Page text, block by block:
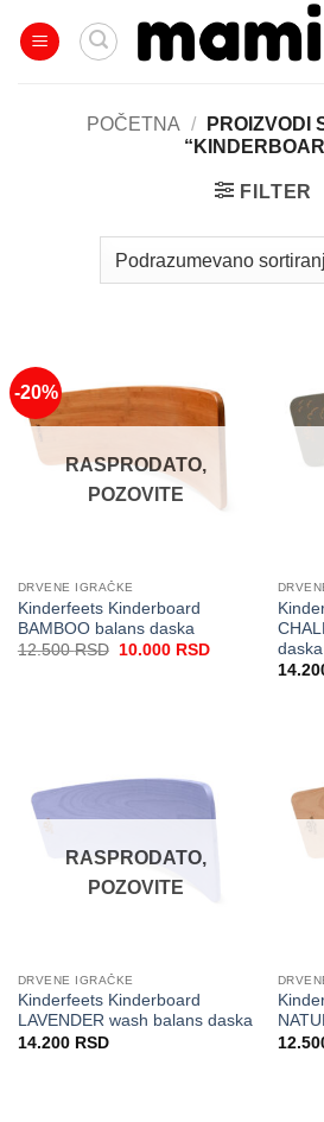
POČETNA /
PROIZVODI
FILTER
-20%
RASPRODATO,
POZOVITE
DRVENE IGRAČKE
Kinderfeets Kinderboard
BAMBOO balans daska
12.500RSD
Originalna
10.000 RSDTrenutna daska
RASPRODATO,
POZOVITE
DRVENE IGRAČKE
Kinderfeets Kinderboard
LAVENDER wash balans daska
14.200 RSD